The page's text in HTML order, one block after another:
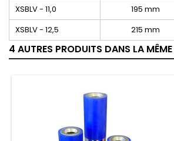
XSBLV - 11,0
195 mm
XSBLV - 12,5
215 mm
4 AUTRES PRODUITS DANS LA